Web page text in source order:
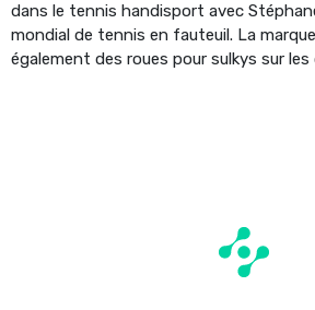
dans le tennis handisport avec
mondial de tennis en fauteuil. La
également des roues pour sulkys sur les